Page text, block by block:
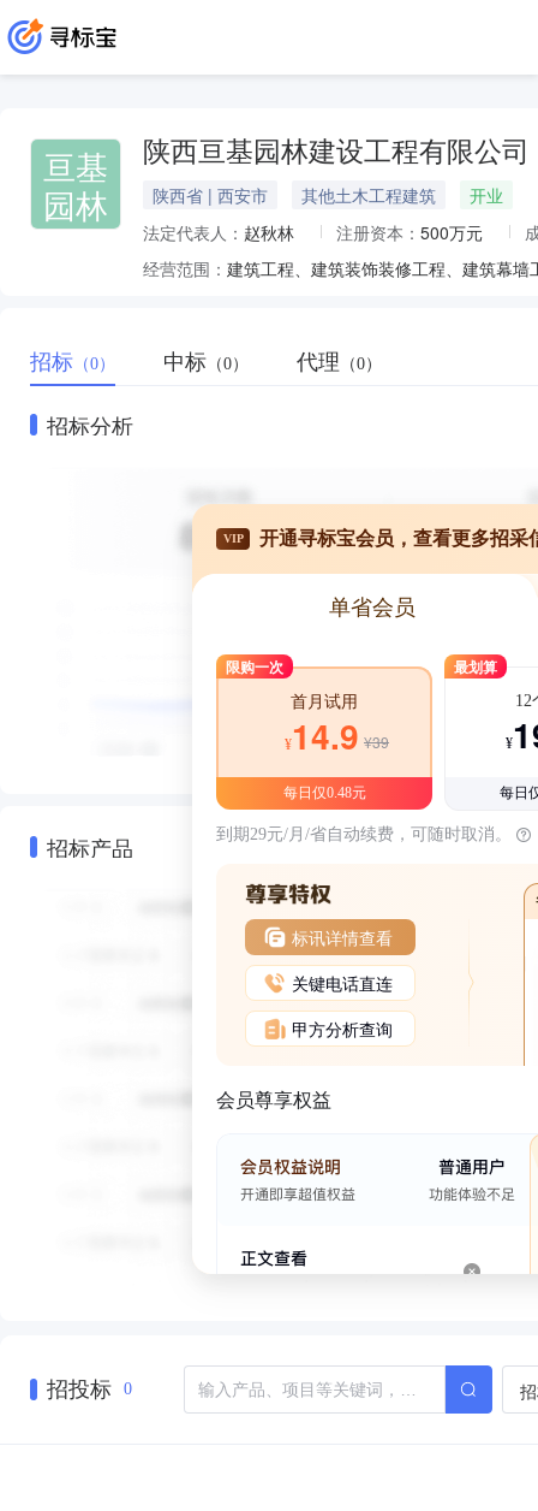
亘基
园林
陕西亘基园林建设工程有限公司
陕西省 | 西安市 其他土木工程建筑
开业
法定代表人： 赵秋林 注册资本： 500万元
经营范围：
招标 （0） 中标 （0） 代理 （0）
招标分析
招标产品
VIP 开通寻标宝会员，查看更多招采
单省会员
限购一次
首月试用
¥14.9 ¥39
每日仅0.48元
最划算
12
¥
每日
到期29元/月/省自动续费，可随时取消。
标讯详情查看
关键电话直连
甲方分析查询
会员尊享权益
招投标 0